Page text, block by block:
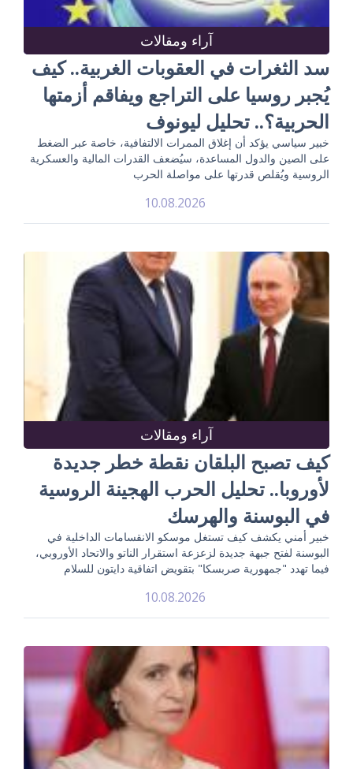
آراء ومقالات
سد الثغرات في العقوبات الغربية.. كيف
يُجبر روسيا على التراجع ويفاقم أزمتها
الحربية؟.. تحليل ليونوف
خبير سياسي يؤكد أن إغلاق الممرات الالتفافية، خاصة عبر الضغط
على الصين والدول المساعدة، سيُضعف القدرات المالية والعسكرية
الروسية ويُقلص قدرتها على مواصلة الحرب
10.08.2026
آراء ومقالات
كيف تصبح البلقان نقطة خطر جديدة
لأوروبا.. تحليل الحرب الهجينة الروسية
في البوسنة والهرسك
خبير أمني يكشف كيف تستغل موسكو الانقسامات الداخلية في
البوسنة لفتح جبهة جديدة لزعزعة استقرار الناتو والاتحاد الأوروبي،
فيما تهدد "جمهورية صربسكا" بتقويض اتفاقية دايتون للسلام
10.08.2026